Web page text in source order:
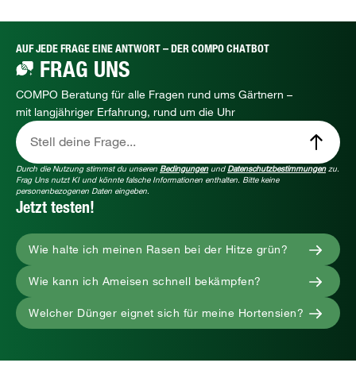
AUF JEDE FRAGE EINE ANTWORT – DER COMPO CHATBOT
FRAG UNS
COMPO Beratung für alle Fragen rund ums Gärtnern –
mit langjähriger Erfahrung, rund um die Uhr
Stell deine Frage...
Durch die Nutzung stimmst du unseren BedingungenundDatenschutzbestimmungenzu.
Frag Uns nutzt KI und könnte falsche Informationen enthalten. Bitte keine
personenbezogenen Daten eingeben.
Jetzt testen!
Wie halte ich meinen Rasen bei der Hitze grün?
Wie kann ich Ameisen schnell bekämpfen?
Welcher Dünger eignet sich für meine Hortensien?